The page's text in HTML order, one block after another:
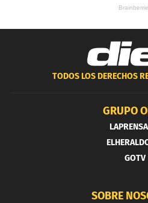
TODOS LOS DERECHOS
GRUPO
GOTV
SOBRE